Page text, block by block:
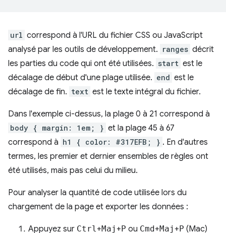
url correspond à l'URL du fichier CSS ou JavaScript
analysé par les outils de développement. ranges décrit
les parties du code qui ont été utilisées. start est le
décalage de début d'une plage utilisée. end est le
décalage de fin. text est le texte intégral du fichier.
Dans l'exemple ci-dessus, la plage 0 à 21 correspond à
body { margin: 1em; } et la plage 45 à 67
correspond à h1 { color: #317EFB; } . En d'autres
termes, les premier et dernier ensembles de règles ont
été utilisés, mais pas celui du milieu.
Pour analyser la quantité de code utilisée lors du
chargement de la page et exporter les données :
Appuyez sur Ctrl +Maj+P ou Cmd+Maj+P (Mac)